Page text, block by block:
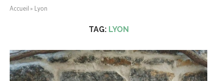
Accueil» Lyon
TAG: LYON